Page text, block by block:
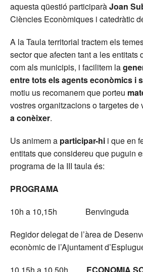
aquesta qüestió participaràJoan
Ciències Econòmiques i catedràtic
A la Taula territorial tractem els
sector que afecten tant a les entitats
com als municipis, i facilitem la
entre tots els agents econòmics i
motiu us recomanem que porteu
vostres organitzacions o targetes de
a conèixer.
Us animem a participar-hi i que en
entitats que considereu que puguin
programa de la III taula és:
PROGRAMA
10h a 10,15h Benvinguda
Regidor delegat de l’àrea de
econòmic de l’Ajuntament